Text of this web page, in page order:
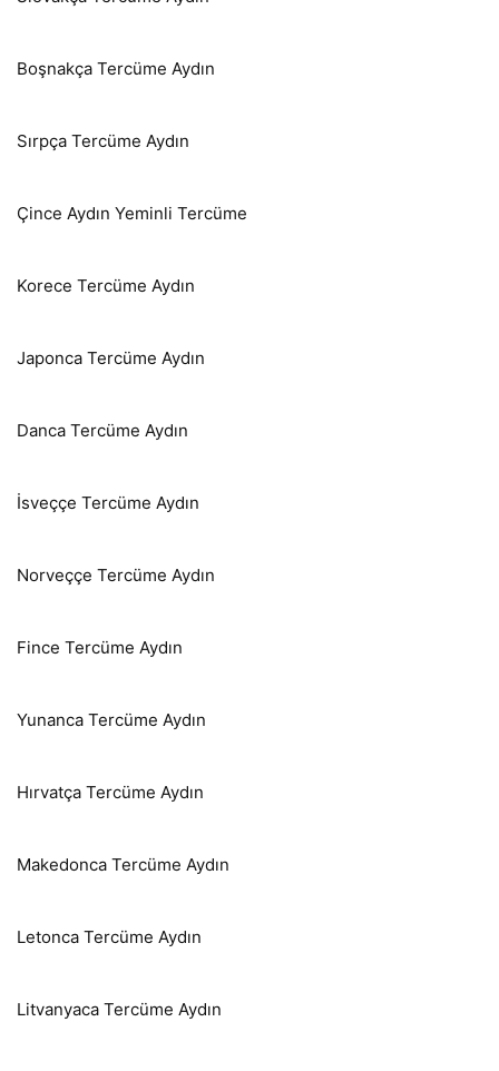
Boşnakça Tercüme Aydın
Sırpça Tercüme Aydın
Çince Aydın Yeminli Tercüme
Korece Tercüme Aydın
Japonca Tercüme Aydın
Danca Tercüme Aydın
İsveççe Tercüme Aydın
Norveççe Tercüme Aydın
Fince Tercüme Aydın
Yunanca Tercüme Aydın
Hırvatça Tercüme Aydın
Makedonca Tercüme Aydın
Letonca Tercüme Aydın
Litvanyaca Tercüme Aydın